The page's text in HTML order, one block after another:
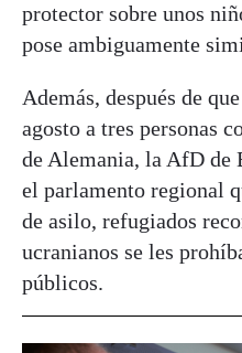
protector sobre unos
pose ambiguamente
Además, después de
agosto a tres personas
de Alemania, la AfD de
el parlamento regional
de asilo, refugiados
ucranianos se les
públicos.